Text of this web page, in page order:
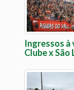
Ingressos à
Clube x São